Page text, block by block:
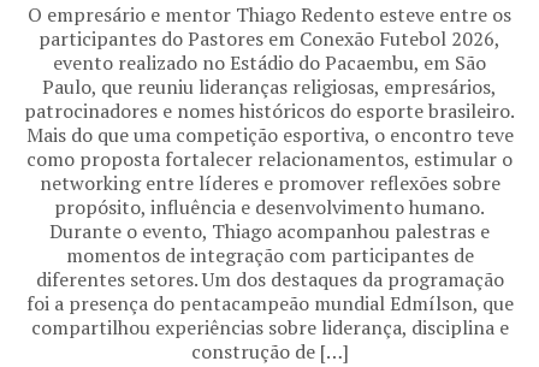
O empresário e mentor Thiago Redento esteve entre os
participantes do Pastores em Conexão Futebol 2026,
evento realizado no Estádio do Pacaembu, em São
Paulo, que reuniu lideranças religiosas, empresários,
patrocinadores e nomes históricos do esporte brasileiro.
Mais do que uma competição esportiva, o encontro teve
como proposta fortalecer relacionamentos, estimular o
networking entre líderes e promover reflexões sobre
propósito, influência e desenvolvimento humano.
Durante o evento, Thiago acompanhou palestras e
momentos de integração com participantes de
diferentes setores. Um dos destaques da programação
foi a presença do pentacampeão mundial Edmílson, que
compartilhou experiências sobre liderança, disciplina e
construção de […]